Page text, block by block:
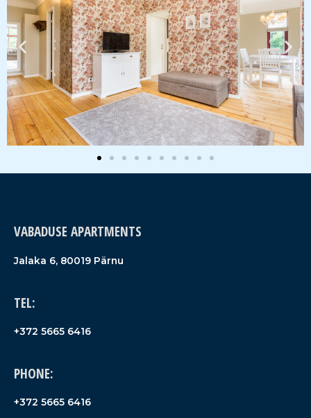
VABADUSE APARTMENTS
Jalaka 6, 80019 Pärnu
TEL:
+372 5665 6416
PHONE:
+372 5665 6416